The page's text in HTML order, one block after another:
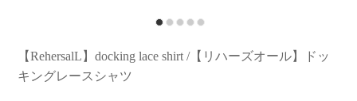
【RehersalL】docking lace shirt /【リハーズオール】ドッ
キングレースシャツ